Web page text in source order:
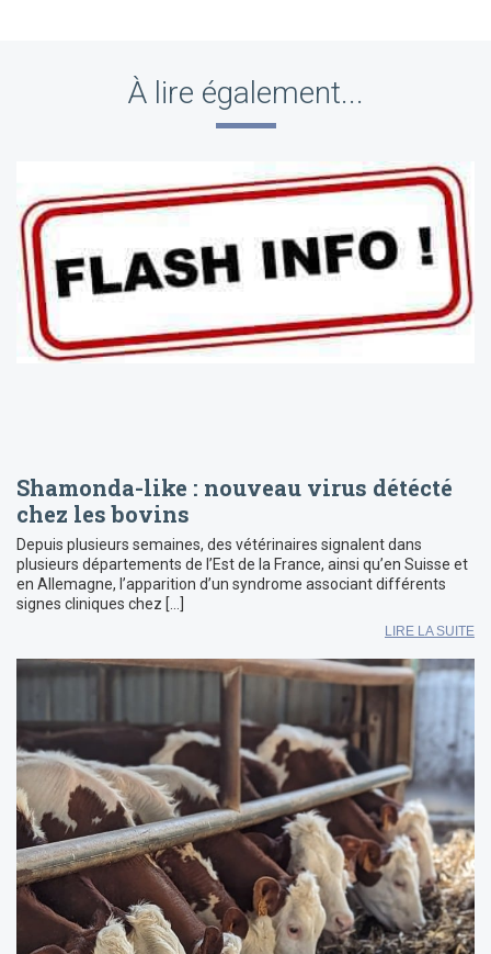
À lire également...
Shamonda-like : nouveau virus détécté
chez les bovins
Depuis plusieurs semaines, des vétérinaires signalent dans
plusieurs départements de l’Est de la France, ainsi qu’en Suisse et
en Allemagne, l’apparition d’un syndrome associant différents
signes cliniques chez […]
LIRE LA SUITE